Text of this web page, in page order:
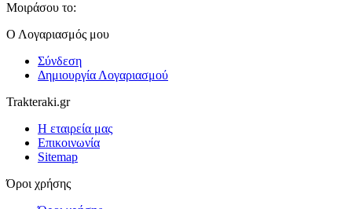
Μοιράσου το:
Ο Λογαριασμός μου
Σύνδεση
Δημιουργία Λογαριασμού
Trakteraki.gr
Η εταιρεία μας
Επικοινωνία
Sitemap
Όροι χρήσης